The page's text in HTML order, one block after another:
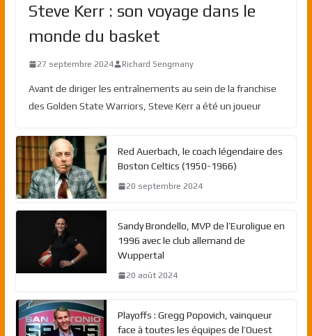
Steve Kerr : son voyage dans le
monde du basket
27 septembre 2024 Richard Sengmany
Avant de diriger les entraînements au sein de la franchise
des Golden State Warriors, Steve Kerr a été un joueur
Red Auerbach, le coach légendaire des
Boston Celtics (1950-1966)
20 septembre 2024
Sandy Brondello, MVP de l’Euroligue en
1996 avec le club allemand de
Wuppertal
20 août 2024
Playoffs : Gregg Popovich, vainqueur
face à toutes les équipes de l’Ouest